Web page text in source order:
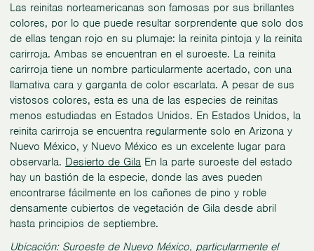
Las reinitas norteamericanas son famosas por sus brillantes
colores, por lo que puede resultar sorprendente que solo dos
de ellas tengan rojo en su plumaje: la reinita pintoja y la reinita
carirroja. Ambas se encuentran en el suroeste. La reinita
carirroja tiene un nombre particularmente acertado, con una
llamativa cara y garganta de color escarlata. A pesar de sus
vistosos colores, esta es una de las especies de reinitas
menos estudiadas en Estados Unidos. En Estados Unidos, la
reinita carirroja se encuentra regularmente solo en Arizona y
Nuevo México, y Nuevo México es un excelente lugar para
observarla. Desierto de Gila En la parte suroeste del estado
hay un bastión de la especie, donde las aves pueden
encontrarse fácilmente en los cañones de pino y roble
densamente cubiertos de vegetación de Gila desde abril
hasta principios de septiembre.
Ubicación: Suroeste de Nuevo México, particularmente el